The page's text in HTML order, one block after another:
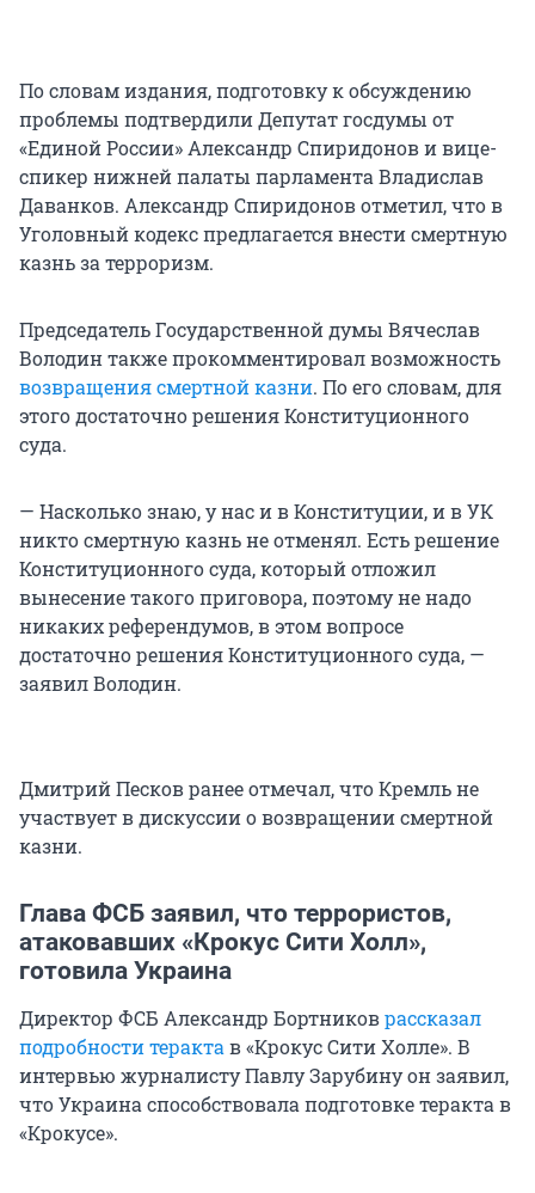
По словам издания, подготовку к обсуждению
проблемы подтвердили Депутат госдумы от
«Единой России» Александр Спиридонов и вице-
спикер нижней палаты парламента Владислав
Даванков. Александр Спиридонов отметил, что в
Уголовный кодекс предлагается внести смертную
казнь за терроризм.
Председатель Государственной думы Вячеслав
Володин также прокомментировал возможность
возвращения смертной казни. По его словам, для
этого достаточно решения Конституционного
суда.
— Насколько знаю, у нас и в Конституции, и в УК
никто смертную казнь не отменял. Есть решение
Конституционного суда, который отложил
вынесение такого приговора, поэтому не надо
никаких референдумов, в этом вопросе
достаточно решения Конституционного суда, —
заявил Володин.
Дмитрий Песков ранее отмечал, что Кремль не
участвует в дискуссии о возвращении смертной
казни.
Глава ФСБ заявил, что террористов,
атаковавших «Крокус Сити Холл»,
готовила Украина
Директор ФСБ Александр Бортниковрассказал
подробности теракта в «Крокус Сити Холле». В
интервью журналисту Павлу Зарубину он заявил,
что Украина способствовала подготовке теракта в
«Крокусе».